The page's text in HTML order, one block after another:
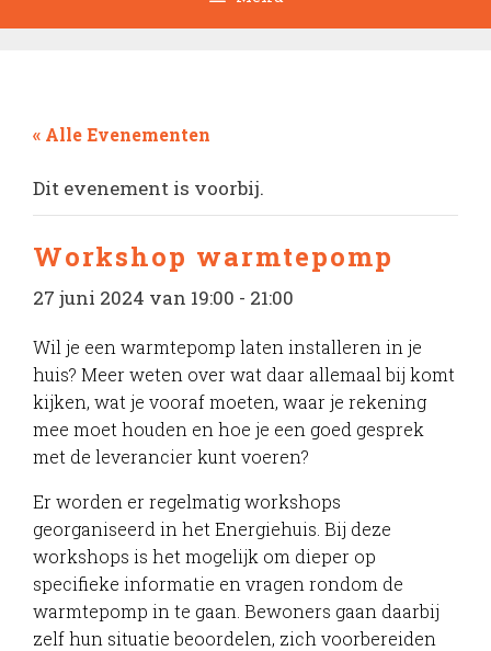
« Alle Evenementen
Dit evenement is voorbij.
Workshop warmtepomp
27 juni 2024 van 19:00 - 21:00
Wil je een warmtepomp laten installeren in je
huis? Meer weten over wat daar allemaal bij komt
kijken, wat je vooraf moeten, waar je rekening
mee moet houden en hoe je een goed gesprek
met de leverancier kunt voeren?
Er worden er regelmatig workshops
georganiseerd in het Energiehuis. Bij deze
workshops is het mogelijk om dieper op
specifieke informatie en vragen rondom de
warmtepomp in te gaan. Bewoners gaan daarbij
zelf hun situatie beoordelen, zich voorbereiden